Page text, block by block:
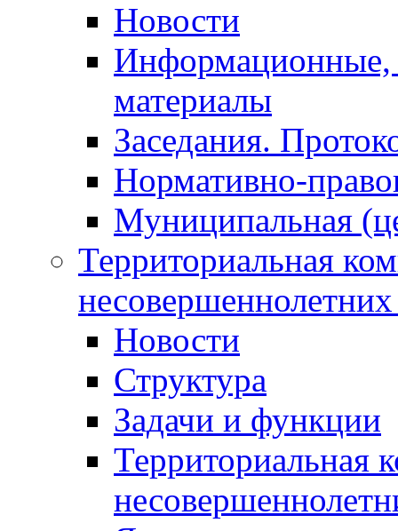
Новости
Информационные,
материалы
Заседания.
Нормативно-
Муниципальная
Территориальная
Новости
Структура
Задачи и функции
Территориальная